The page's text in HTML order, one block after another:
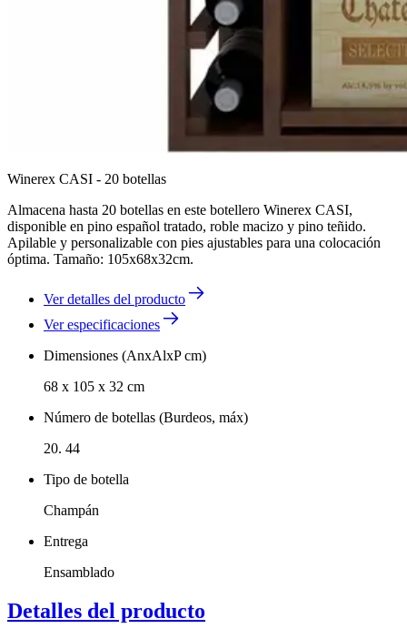
Winerex CASI - 20 botellas
Almacena hasta 20 botellas en este botellero Winerex CASI,
disponible en pino español tratado, roble macizo y pino teñido.
Apilable y personalizable con pies ajustables para una colocación
óptima. Tamaño: 105x68x32cm.
Ver detalles del producto
Ver especificaciones
Dimensiones (AnxAlxP cm)
68 x 105 x 32 cm
Número de botellas (Burdeos, máx)
20. 44
Tipo de botella
Champán
Entrega
Ensamblado
Detalles del producto